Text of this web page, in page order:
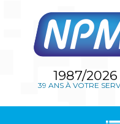
1987/2026
39 ANS À VOTRE